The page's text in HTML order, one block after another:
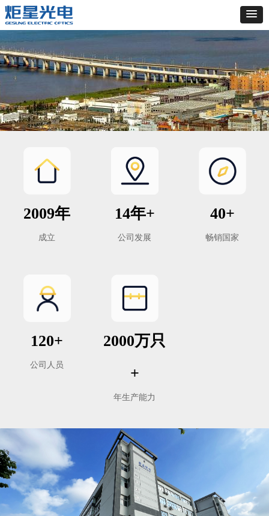
2009年
成立
14年+
公司发展
40+
畅销国家
120+
公司人员
2000万只
+
年生产能力
关于我们
———